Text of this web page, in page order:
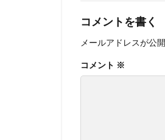
コメントを書く
メールアドレスが公
コメント ※